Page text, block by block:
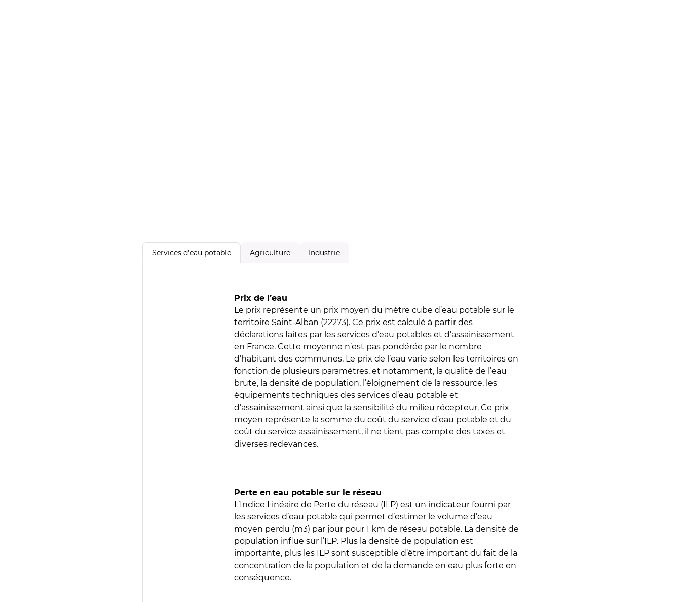
Services d'eau potable Agriculture Industrie
Prix de l’eau
Le prix représente un prix moyen du mètre cube d’eau potable sur le
territoire Saint-Alban (22273). Ce prix est calculé à partir des
déclarations faites par les services d’eau potables et d’assainissement
en France. Cette moyenne n’est pas pondérée par le nombre
d’habitant des communes. Le prix de l’eau varie selon les territoires en
fonction de plusieurs paramètres, et notamment, la qualité de l’eau
brute, la densité de population, l’éloignement de la ressource, les
équipements techniques des services d’eau potable et
d’assainissement ainsi que la sensibilité du milieu récepteur. Ce prix
moyen représente la somme du coût du service d’eau potable et du
coût du service assainissement, il ne tient pas compte des taxes et
diverses redevances.
Perte en eau potable sur le réseau
L’Indice Linéaire de Perte du réseau (ILP) est un indicateur fourni par
les services d’eau potable qui permet d’estimer le volume d’eau
moyen perdu (m3) par jour pour 1 km de réseau potable. La densité de
population influe sur l’ILP. Plus la densité de population est
importante, plus les ILP sont susceptible d’être important du fait de la
concentration de la population et de la demande en eau plus forte en
conséquence.